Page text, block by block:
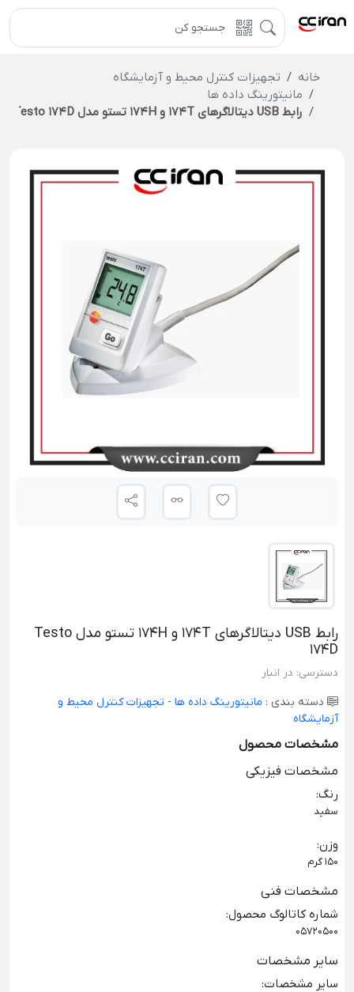
خانه
تجهیزات کنترل محیط و آزمایشگاه
مانیتورینگ داده ها
رابط USB دیتالاگرهای 174T و 174H تستو مدل Testo 174D
رابط USB دیتالاگرهای 174T و 174H تستو مدل Testo
174D
دسترسی: در انبار
دسته بندی : مانیتورینگ داده ها - تجهیزات کنترل محیط و
آزمایشگاه
مشخصات محصول
مشخصات فیزیکی
رنگ:
سفید
وزن:
150 گرم
مشخصات فنی
شماره کاتالوگ محصول:
05720500
سایر مشخصات
سایر مشخصات: